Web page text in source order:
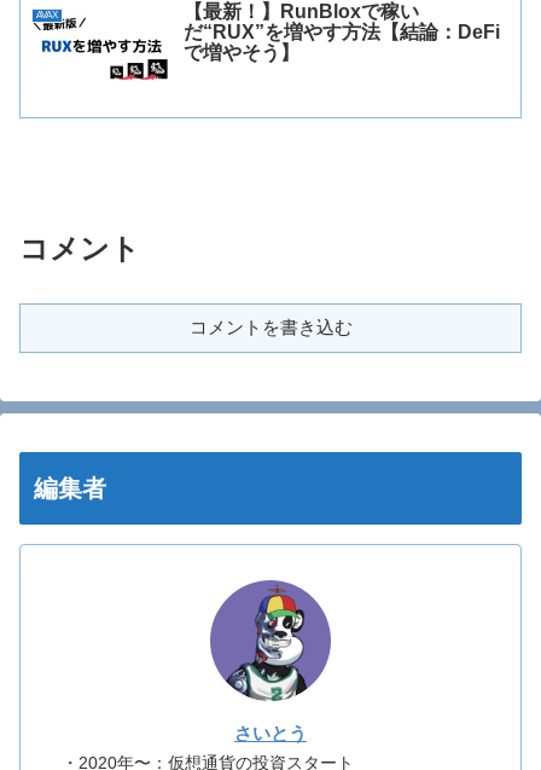
AVAX
【最新！】RunBloxで稼い
だ“RUX”を増やす方法【結論：DeFi
で増やそう】
コメント
コメントを書き込む
編集者
さいとう
・2020年〜：仮想通貨の投資スタート